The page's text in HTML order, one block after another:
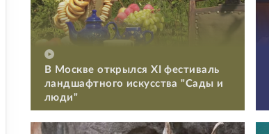
В Москве открылся XI фестиваль
ландшафтного искусства "Сады и
люди"